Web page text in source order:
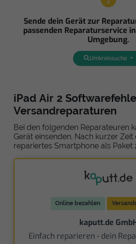
Sende dein Gerät zur
passenden Reparaturservice
Umgebung.
Umkreissuche
iPad Air 2
Versandreparaturen
Bei den folgenden Reparateuren
Gerät einsenden. Nach kurzer
repariertes Smartphone als Paket
Online bezahlen
kaputt.de
Einfach reparieren - dein